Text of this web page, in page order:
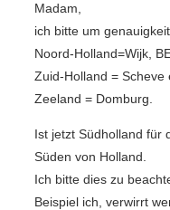
Madam,
ich bitte um
Noord-Holland=Wijk,
Zuid-Holland = Scheve
Zeeland = Domburg.
Ist jetzt Südholland für
Süden von Holland.
Ich bitte dies zu
Beispiel ich, verwirrt